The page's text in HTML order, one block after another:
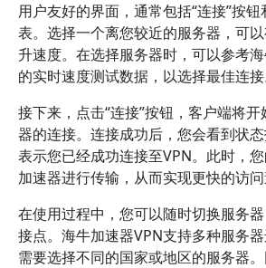
用户友好的界面，通常包括“连接”按
表。选择一个离您较近的服务器，可
升速度。在选择服务器时，可以参考
的实时速度测试数据，以选择最佳连接
接下来，点击“连接”按钮，客户端将
器的连接。连接成功后，您会看到状态
表示您已经成功连接至VPN。此时，
加速器进行传输，从而实现更快的访问
在使用过程中，您可以随时切换服务
接点。海牛加速器VPN支持多种服务
需要选择不同的国家或地区的服务器